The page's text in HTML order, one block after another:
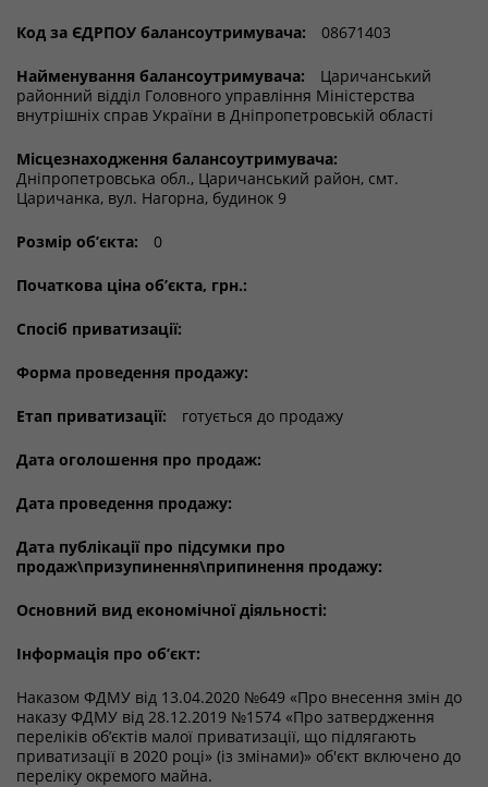
Код за ЄДРПОУ балансоутримувача: 08671403
Найменування балансоутримувача:
Царичанський
районний відділ Головного управління Міністерства
внутрішніх справ України в Дніпропетровській області
Місцезнаходження балансоутримувача:
Дніпропетровська обл., Царичанський район, смт.
Царичанка, вул. Нагорна, будинок 9
Розмір об’єкта: 0
Початкова ціна об’єкта, грн.:
Спосіб приватизації:
Форма проведення продажу:
Етап приватизації: готується до продажу
Дата оголошення про продаж:
Дата проведення продажу:
Дата публікації про підсумки про
продаж\призупинення\припинення продажу:
Основний вид економічної діяльності:
Інформація про об’єкт:
Наказом ФДМУ від 13.04.2020 №649 «Про внесення змін до
наказу ФДМУ від 28.12.2019 №1574 «Про затвердження
переліків об’єктів малої приватизації, що підлягають
приватизації в 2020 році» (із змінами)» об'єкт включено до
переліку окремого майна.